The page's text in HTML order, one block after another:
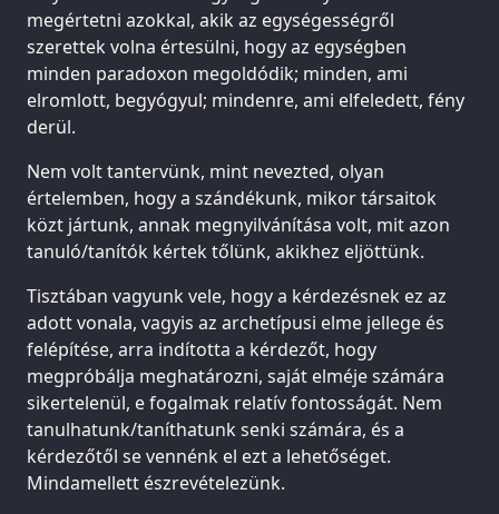
megértetni azokkal, akik az egységességről
szerettek volna értesülni, hogy az egységben
minden paradoxon megoldódik; minden, ami
elromlott, begyógyul; mindenre, ami elfeledett, fény
derül.
Nem volt tantervünk, mint nevezted, olyan
értelemben, hogy a szándékunk, mikor társaitok
közt jártunk, annak megnyilvánítása volt, mit azon
tanuló/tanítók kértek tőlünk, akikhez eljöttünk.
Tisztában vagyunk vele, hogy a kérdezésnek ez az
adott vonala, vagyis az archetípusi elme jellege és
felépítése, arra indította a kérdezőt, hogy
megpróbálja meghatározni, saját elméje számára
sikertelenül, e fogalmak relatív fontosságát. Nem
tanulhatunk/taníthatunk senki számára, és a
kérdezőtől se vennénk el ezt a lehetőséget.
Mindamellett észrevételezünk.